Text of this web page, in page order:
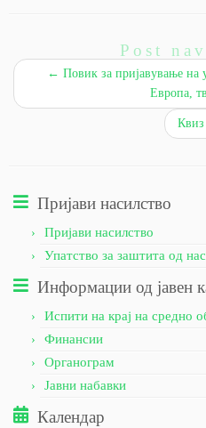
Post
← Повик за пријавување на
Европа,
Квиз
Пријави насилство
Пријави насилство
Упатство за заштита од
Информации од јавен
Испити на крај на средно
Финансии
Органограм
Јавни набавки
Календар